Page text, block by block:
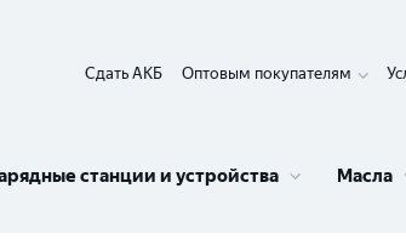
Сдать АКБ Оптовым покупателям
станции и устройства Масла